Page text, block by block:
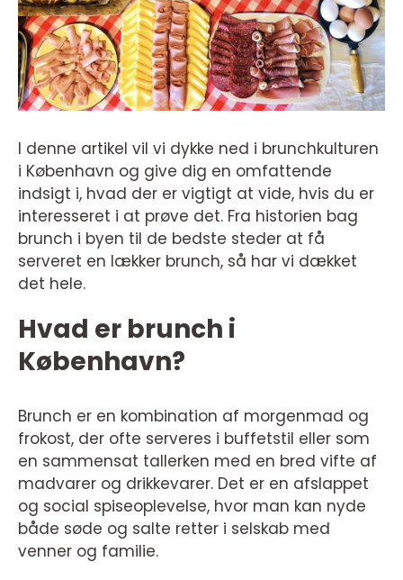
I denne artikel vil vi dykke ned i brunchkulturen
i København og give dig en omfattende
indsigt i, hvad der er vigtigt at vide, hvis du er
interesseret i at prøve det. Fra historien bag
brunch i byen til de bedste steder at få
serveret en lækker brunch, så har vi dækket
det hele.
Hvad er brunch i
København?
Brunch er en kombination af morgenmad og
frokost, der ofte serveres i buffetstil eller som
en sammensat tallerken med en bred vifte af
madvarer og drikkevarer. Det er en afslappet
og social spiseoplevelse, hvor man kan nyde
både søde og salte retter i selskab med
venner og familie.